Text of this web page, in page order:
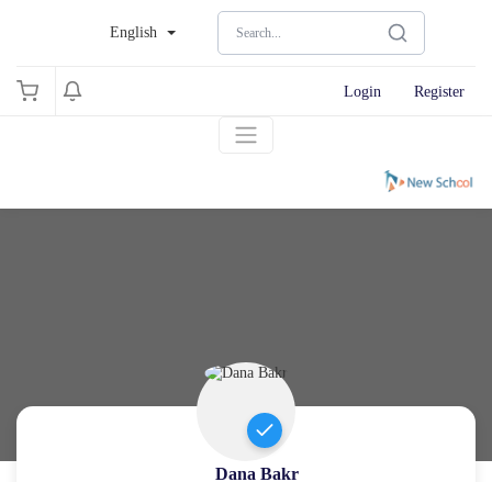
English
Login Register
Dana Bakr